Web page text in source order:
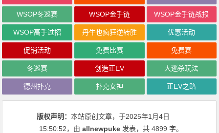
WSOP冬巡赛 WSOP金手链 WSOP金手链战报
WSOP高手过招 丹牛也疯狂逆转胜 优惠活动
促销活动 免费比赛 免费赛
冬巡赛 创造正EV 大逃杀玩法
德州扑克 扑克女神 正EV之路
版权声明：本站原创文章，于2025年1月4日
15:50:52，由allnewpuke 发表，共 4899 字。